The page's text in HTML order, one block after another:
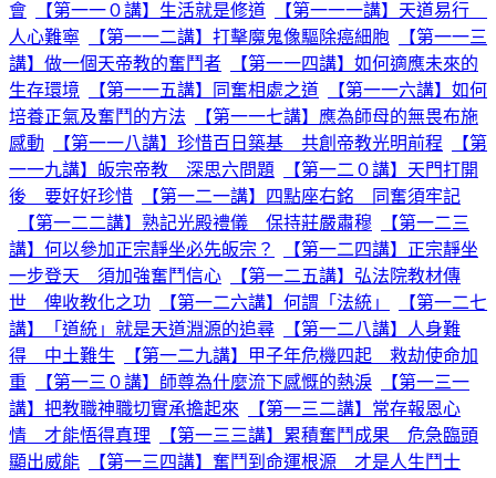
會
【第一一０講】生活就是修道
【第一一一講】天道易行
人心難寧
【第一一二講】打擊魔鬼像驅除癌細胞
【第一一三
講】做一個天帝教的奮鬥者
【第一一四講】如何適應未來的
生存環境
【第一一五講】同奮相處之道
【第一一六講】如何
培養正氣及奮鬥的方法
【第一一七講】應為師母的無畏布施
感動
【第一一八講】珍惜百日築基 共創帝教光明前程
【第
一一九講】皈宗帝教 深思六問題
【第一二０講】天門打開
後 要好好珍惜
【第一二一講】四點座右銘 同奮須牢記
【第一二二講】熟記光殿禮儀 保持莊嚴肅穆
【第一二三
講】何以參加正宗靜坐必先皈宗？
【第一二四講】正宗靜坐
一步登天 須加強奮鬥信心
【第一二五講】弘法院教材傳
世 俾收教化之功
【第一二六講】何謂「法統」
【第一二七
講】「道統」就是天道淵源的追尋
【第一二八講】人身難
得 中土難生
【第一二九講】甲子年危機四起 救劫使命加
重
【第一三０講】師尊為什麼流下感慨的熱淚
【第一三一
講】把教職神職切實承擔起來
【第一三二講】常存報恩心
情 才能悟得真理
【第一三三講】累積奮鬥成果 危急臨頭
顯出威能
【第一三四講】奮鬥到命運根源 才是人生鬥士